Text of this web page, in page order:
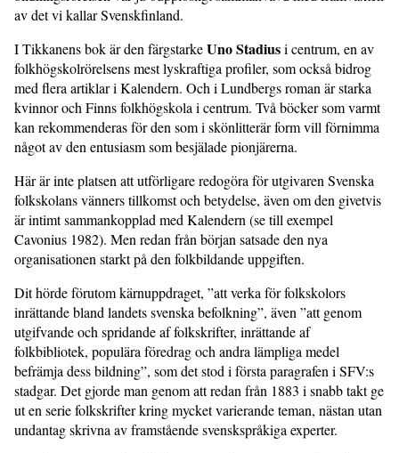
av det vi kallar Svenskfinland.
I Tikkanens bok är den färgstarkeUno Stadiusi centrum, en av
folkhögskolrörelsens mest lyskraftiga profiler, som också bidrog
med flera artiklar i Kalendern. Och i Lundbergs roman är starka
kvinnor och Finns folkhögskola i centrum. Två böcker som varmt
kan rekommenderas för den som i skönlitterär form vill förnimma
något av den entusiasm som besjälade pionjärerna.
Här är inte platsen att utförligare redogöra för utgivaren Svenska
folkskolans vänners tillkomst och betydelse, även om den givetvis
är intimt sammankopplad med Kalendern (se till exempel
Cavonius 1982). Men redan från början satsade den nya
organisationen starkt på den folkbildande uppgiften.
Dit hörde förutom kärnuppdraget, ”att verka för folkskolors
inrättande bland landets svenska befolkning”, även ”att genom
utgifvande och spridande af folkskrifter, inrättande af
folkbibliotek, populära föredrag och andra lämpliga medel
befrämja dess bildning”, som det stod i första paragrafen i SFV:s
stadgar. Det gjorde man genom att redan från 1883 i snabb takt ge
ut en serie folkskrifter kring mycket varierande teman, nästan utan
undantag skrivna av framstående svenskspråkiga experter.